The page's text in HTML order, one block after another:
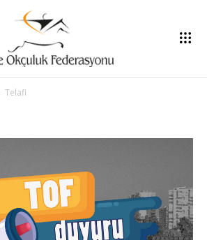
Telafi